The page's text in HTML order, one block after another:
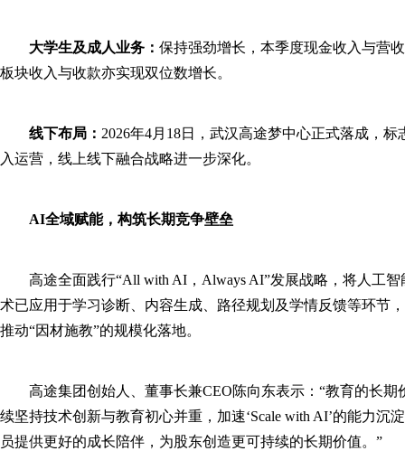
大学生及成人业务： 保持强劲增长，本季度现金收入与营
板块收入与收款亦实现双位数增长。
线下布局： 2026年4月18日，武汉高途梦中心正式落成，
入运营，线上线下融合战略进一步深化。
AI全域赋能，构筑长期竞争壁垒
高途全面践行“All with AI，Always AI”发展战略，将人工
术已应用于学习诊断、内容生成、路径规划及学情反馈等环节
推动“因材施教”的规模化落地。
高途集团创始人、董事长兼CEO陈向东表示：“教育的长
续坚持技术创新与教育初心并重，加速‘Scale with AI’的能力
员提供更好的成长陪伴，为股东创造更可持续的长期价值。”